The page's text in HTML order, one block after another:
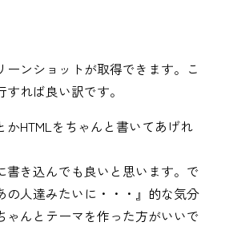
ーンショットが取得できます。こ
れば良い訳です。
かHTMLをちゃんと書いてあげれ
書き込んでも良いと思います。で
の人達みたいに・・・』的な気分
ゃんとテーマを作った方がいいで